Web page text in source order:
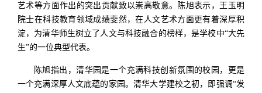
艺术等方面作出的突出贡献致以崇高敬意。陈旭表示，王玉明
院士在科技教育领域成绩斐然，在人文艺术方面更有着深厚积
淀，为清华师生树立了人文与科技融合的榜样，是学校中“大先
生”的一位典型代表。
陈旭指出，清华园是一个充满科技创新氛围的校园，更是
一个充满深厚人文底蕴的家园。清华大学建校之初，即强调“发